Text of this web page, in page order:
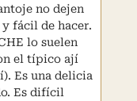
no dejen
fácil de hacer.
lo suelen
el típico ají
Es una delicia
Es difícil